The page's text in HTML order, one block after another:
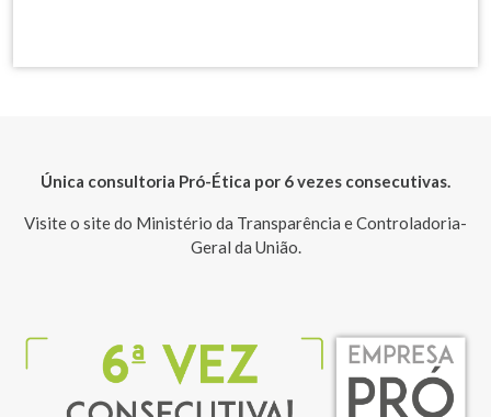
Única consultoria Pró-Ética por 6 vezes consecutivas.
Visite o site do Ministério da Transparência e Controladoria-
Geral da União.